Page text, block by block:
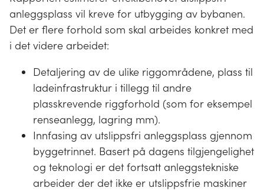
anleggsplass vil kreve for utbygging av bybanen.
Det er flere forhold som skal arbeides konkret med
i det videre arbeidet:
Detaljering av de ulike riggområdene, plass til
ladeinfrastruktur i tillegg til andre
plasskrevende riggforhold (som for eksempel
renseanlegg, lagring mm).
Innfasing av utslippsfri anleggsplass gjennom
byggetrinnet. Basert på dagens tilgjengelighet
og teknologi er det fortsatt anleggstekniske
arbeider der det ikke er utslippsfrie maskiner